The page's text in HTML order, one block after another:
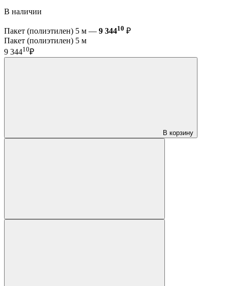
В наличии
Пакет (полиэтилен) 5 м — 9 34410 ₽
Пакет (полиэтилен) 5 м
9 34410₽
В корзину